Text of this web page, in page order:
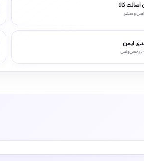
کالا
و معتبر
ایمن
در حمل‌ونقل